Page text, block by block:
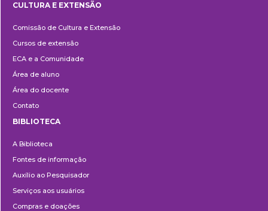
e
Extensão
CULTURA E EXTENSÃO
Comissão de Cultura e Extensão
Cursos de extensão
ECA e a Comunidade
Área de aluno
Área do docente
Contato
BIBLIOTECA
A Biblioteca
Fontes de informação
Auxílio ao Pesquisador
Serviços aos usuários
Compras e doações